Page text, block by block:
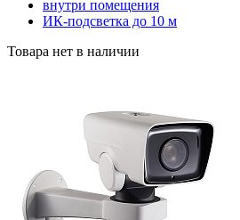
внутри помещения
ИК-подсветка до 10 м
Товара нет в наличии